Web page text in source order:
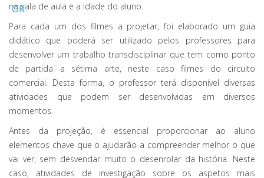
na sala de aula e a idade do aluno.
Para cada um dos filmes a projetar, foi elaborado um guia
didático que poderá ser utilizado pelos professores para
desenvolver um trabalho transdisciplinar que tem como ponto
de partida a sétima arte, neste caso filmes do circuito
comercial. Desta forma, o professor terá disponível diversas
atividades que podem ser desenvolvidas em diversos
momentos.
Antes da projeção, é essencial proporcionar ao aluno
elementos chave que o ajudarão a compreender melhor o que
vai ver, sem desvendar muito o desenrolar da história. Neste
caso, atividades de investigação sobre os aspetos mais
OK
OK